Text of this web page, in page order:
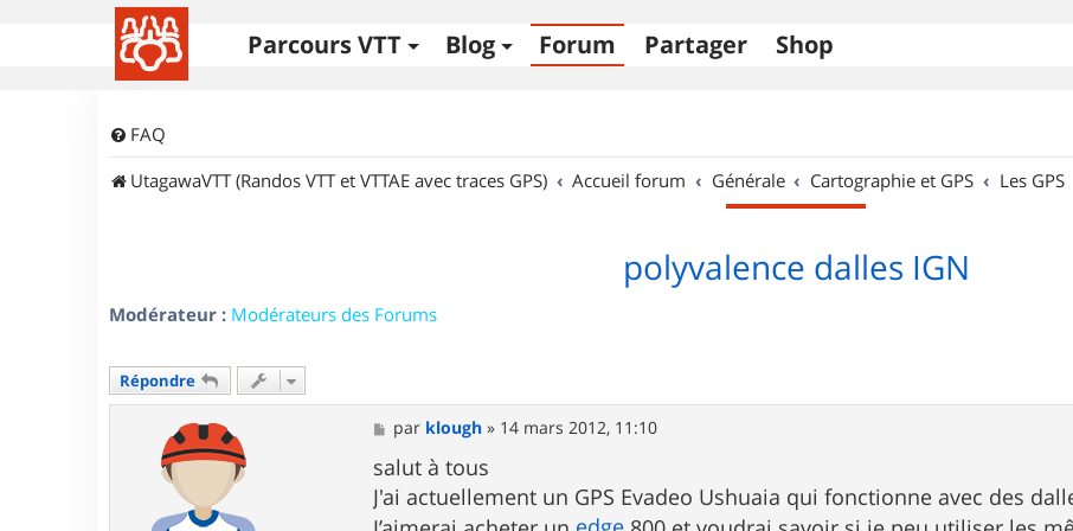
Parcours VTT Blog Forum Partager Shop
FAQ
UtagawaVTT (Randos VTT et VTTAE avec traces GPS)
Accueil forum Générale Cartographie et GPS Les GPS
polyvalence dalles IGN
Modérateur : Modérateurs des Forums
Répondre
M
e
s
s
a
g
par klough » 14 mars 2012, 11:10
salut à tous
J'ai actuellement un GPS Evadeo Ushuaia qui fonctionne avec des